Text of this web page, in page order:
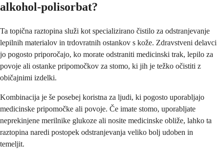
alkohol-polisorbat?
Ta topična raztopina služi kot specializirano čistilo za odstranjevanje
lepilnih materialov in trdovratnih ostankov s kože. Zdravstveni delavci
jo pogosto priporočajo, ko morate odstraniti medicinski trak, lepilo za
povoje ali ostanke pripomočkov za stomo, ki jih je težko očistiti z
običajnimi izdelki.
Kombinacija je še posebej koristna za ljudi, ki pogosto uporabljajo
medicinske pripomočke ali povoje. Če imate stomo, uporabljate
neprekinjene merilnike glukoze ali nosite medicinske obliže, lahko ta
raztopina naredi postopek odstranjevanja veliko bolj udoben in
temeljit.